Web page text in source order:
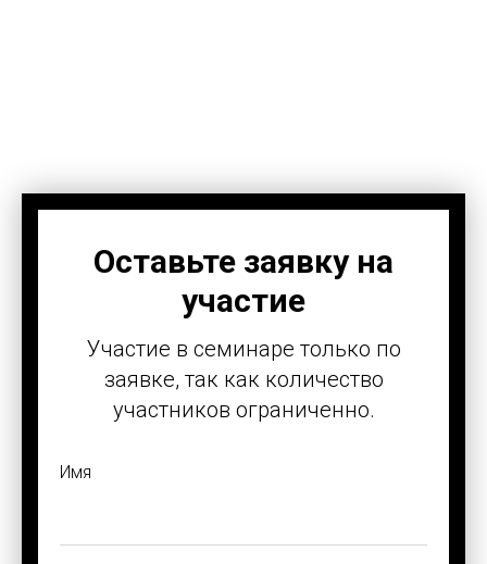
Оставьте заявку на
участие
Участие в семинаре только по
заявке, так как количество
участников ограниченно.
Имя